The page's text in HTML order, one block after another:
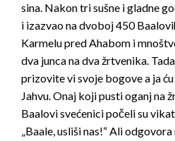
sina. Nakon tri sušne i gladne
i izazvao na dvoboj 450
Karmelu pred Ahabom i
dva junca na dva žrtvenika.
prizovite vi svoje bogove a ja
Jahvu. Onaj koji pusti oganj na
Baalovi svećenici počeli su
„Baale, usliši nas!“ Ali